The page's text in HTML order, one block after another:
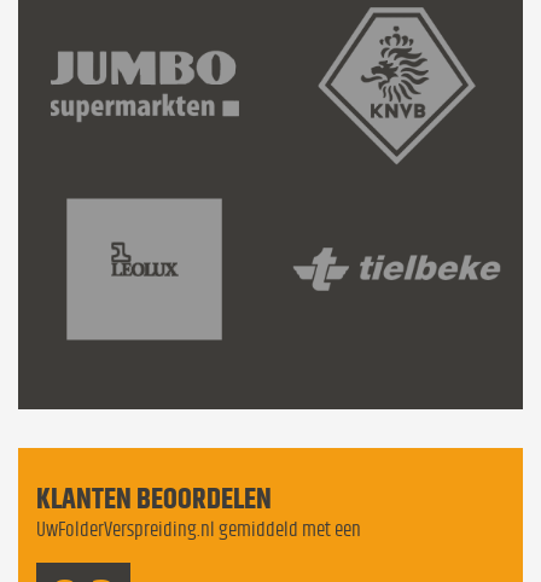
KLANTEN BEOORDELEN
UwFolderVerspreiding.nl gemiddeld met een